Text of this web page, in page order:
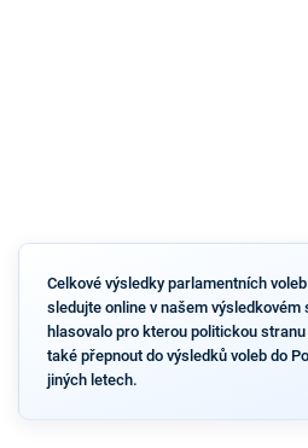
Celkové výsledky parlamentních
sledujte online v našem
hlasovalo pro kterou politickou
také přepnout do výsledků voleb do
jiných letech.